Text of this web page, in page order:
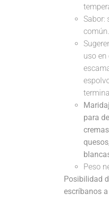
Sabor:
común.
uso
para
Peso
Posibilidad
escríbanos a